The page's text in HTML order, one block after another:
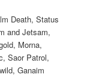
Death, Status
and Jetsam,
Morna,
Saor Patrol,
Ganaim